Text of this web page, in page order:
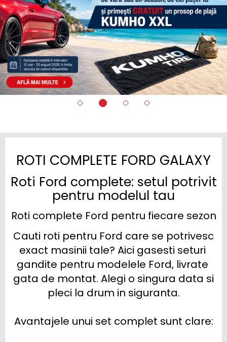
ROTI COMPLETE FORD GALAXY
Roti Ford complete: setul potrivit
pentru modelul tau
Roti complete Ford pentru fiecare sezon
Cauti roti pentru Ford care se potrivesc
exact masinii tale? Aici gasesti seturi
gandite pentru modelele Ford, livrate
gata de montat. Alegi o singura data si
pleci la drum in siguranta.
Avantajele unui set complet sunt clare: